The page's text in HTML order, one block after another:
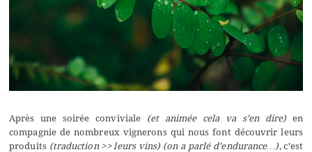
Après une soirée conviviale (et animée cela va s’en dire) en
compagnie de nombreux vignerons qui nous font découvrir leurs
produits (traduction >> leurs vins) (on a parlé d’endurance…), c’est